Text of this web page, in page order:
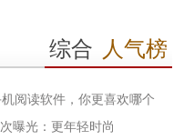
综合 人气榜
阅读软件，你更喜欢哪个
曝光：更年轻时尚